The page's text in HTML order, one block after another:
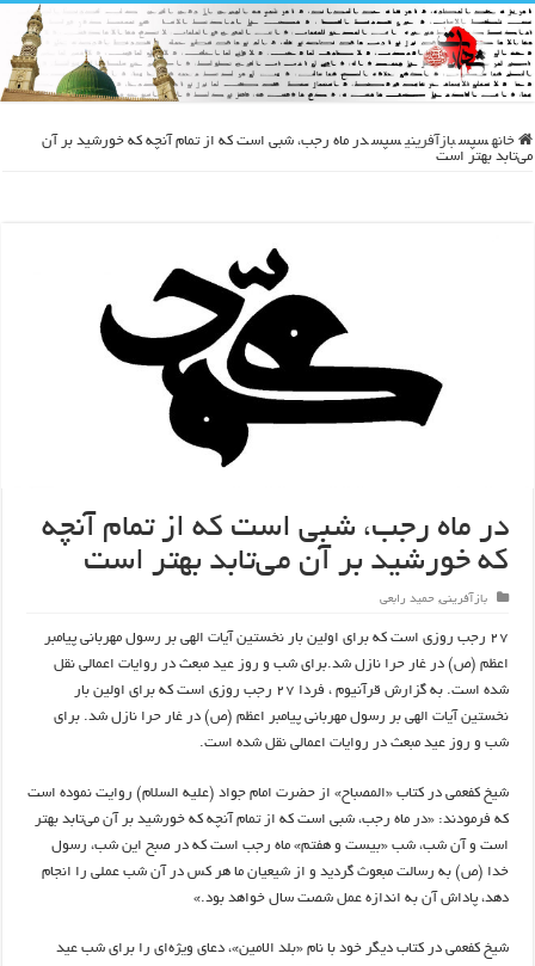
خانه سپس بازآفرینی سپس در ماه رجب، شبی است که از تمام آنچه که خورشید بر آن
می‌تابد بهتر است
در ماه رجب، شبی است که از تمام آنچه
که خورشید بر آن می‌تابد بهتر است
بازآفرینی,حمید رابعی
۲۷ رجب روزی است که برای اولین بار نخستین آیات الهی بر رسول مهربانی پیامبر
اعظم (ص) در غار حرا نازل شد.برای شب و روز عید مبعث در روایات اعمالی نقل
شده است. به گزارش قرآنیوم ، فردا ۲۷ رجب روزی است که برای اولین بار
نخستین آیات الهی بر رسول مهربانی پیامبر اعظم (ص) در غار حرا نازل شد. برای
شب و روز عید مبعث در روایات اعمالی نقل شده است.
شیخ کفعمی در کتاب «المصباح» از حضرت امام جواد (علیه السلام) روایت نموده است
که فرمودند: «در ماه رجب، شبی است که از تمام آنچه که خورشید بر آن می‌تابد بهتر
است و آن شب، شب «بیست و هفتم» ماه رجب است که در صبح این شب، رسول
خدا (ص) به رسالت مبعوث گردید و از شیعیان ما هر کس در آن شب عملی را انجام
دهد، پاداش آن به اندازه عمل شصت سال خواهد بود.»
شیخ کفعمی در کتاب دیگر خود با نام «بلد الامین»، دعای ویژه‌ای را برای شب عید